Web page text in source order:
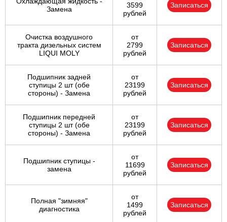
Замена
3599
рублей
Записаться
Очистка воздушного
тракта дизельных систем
LIQUI MOLY
от
2799
рублей
Записаться
Подшипник задней
ступицы 2 шт (обе
стороны) - Замена
от
23199
рублей
Записаться
Подшипник передней
ступицы 2 шт (обе
стороны) - Замена
от
23199
рублей
Записаться
Подшипник ступицы -
замена
от
11699
рублей
Записаться
Полная "зимняя"
диагностика
от
1499
рублей
Записаться